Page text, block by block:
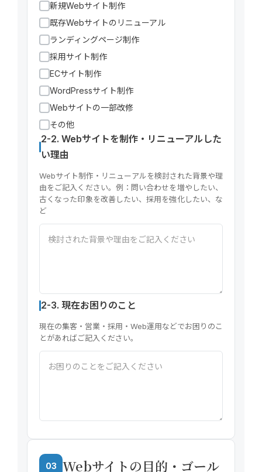
新規Webサイト制作
既存Webサイトのリニューアル
ランディングページ制作
採用サイト制作
ECサイト制作
WordPressサイト制作
Webサイトの一部改修
その他
2-2. Webサイトを制作・リニューアルした
い理由
Webサイト制作・リニューアルを検討された背景や理
由をご記入ください。例：問い合わせを増やしたい、
古くなった印象を改善したい、採用を強化したい、な
ど
2-3. 現在お困りのこと
現在の集客・営業・採用・Web運用などでお困りのこ
とがあればご記入ください。
03 Webサイトの目的・ゴール